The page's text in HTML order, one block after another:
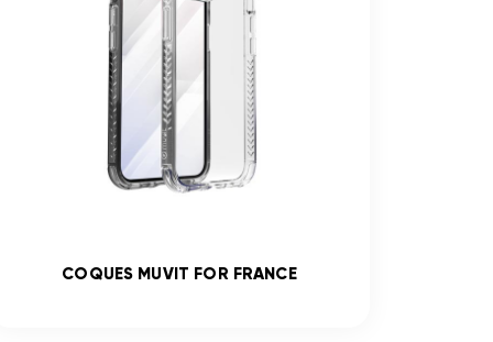
COQUES MUVIT FOR FRANCE